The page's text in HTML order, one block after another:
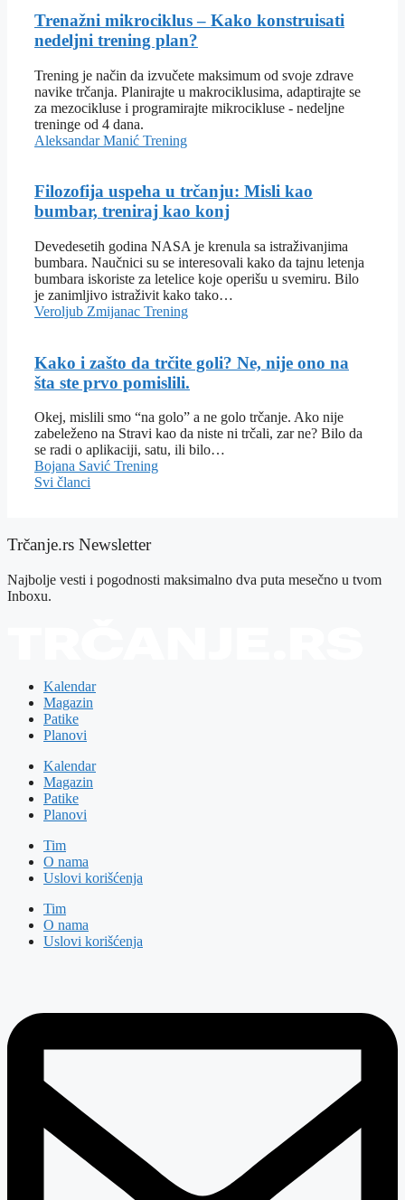
Trenažni mikrociklus – Kako konstruisati
nedeljni trening plan?
Trening je način da izvučete maksimum od svoje zdrave
navike trčanja. Planirajte u makrociklusima, adaptirajte se
za mezocikluse i programirajte mikrocikluse - nedeljne
treninge od 4 dana.
Aleksandar Manić Trening
Filozofija uspeha u trčanju: Misli kao
bumbar, treniraj kao konj
Devedesetih godina NASA je krenula sa istraživanjima
bumbara. Naučnici su se interesovali kako da tajnu letenja
bumbara iskoriste za letelice koje operišu u svemiru. Bilo
je zanimljivo istraživit kako tako…
Veroljub Zmijanac Trening
Kako i zašto da trčite goli? Ne, nije ono na
šta ste prvo pomislili.
Okej, mislili smo “na golo” a ne golo trčanje. Ako nije
zabeleženo na Stravi kao da niste ni trčali, zar ne? Bilo da
se radi o aplikaciji, satu, ili bilo…
Bojana Savić Trening
Svi članci
Trčanje.rs Newsletter
Najbolje vesti i pogodnosti maksimalno dva puta mesečno u tvom
Inboxu.
Kalendar
Magazin
Patike
Planovi
Kalendar
Magazin
Patike
Planovi
Tim
O nama
Uslovi korišćenja
Tim
O nama
Uslovi korišćenja